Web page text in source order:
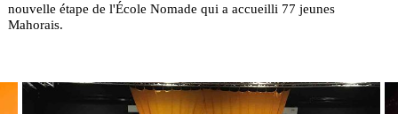
nouvelle étape de l'École Nomade qui a accueilli 77 jeunes
Mahorais.